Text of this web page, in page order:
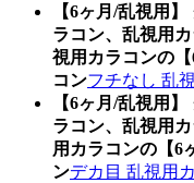
【6ヶ月/乱視用
ラコン、乱視用
視用カラコンの
コンフチなし 乱
【6ヶ月/乱視用
ラコン、乱視用
用カラコンの【6
ンデカ目 乱視用